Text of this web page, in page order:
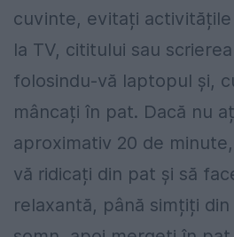
cuvinte, evitați
la TV, cititului sau
folosindu-vă laptopul și,
mâncați în pat. Dacă nu
aproximativ 20 de
vă ridicați din pat și să
relaxantă, până simțiți